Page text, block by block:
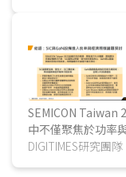
已成為觀察先進製
SEMICON Taiwan
中不僅聚焦於功率
解決方案上的全面
DIGITIMES研究團隊